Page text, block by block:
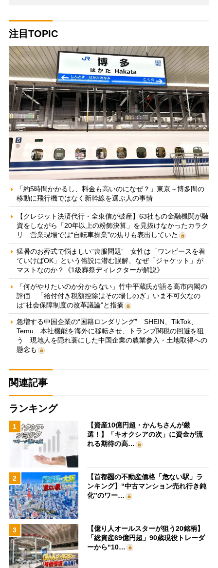
注目TOPIC
「約5時間かかるし、料金も高いのになぜ？」東京～博多間の
移動に飛行機ではなく新幹線を選ぶ人の事情
【クレジット決済代行・全東信が破産】63社もの金融機関が融
資をしながら「20年以上の粉飾決算」を見抜けなかったカラク
リ 営業現場では“自転車操業”の焦りも表出していた
猛暑のお葬式で悩ましい“喪服問題” 女性は「ワンピースを着
ていけばOK」という俗説に潜む誤解、なぜ「ジャケット」が
マストなのか？《1級葬祭ディレクターが解説》
「何がやりたいのか分からない」竹中平蔵氏が語る高市内閣の
評価 「給付付き税額控除はその場しのぎ」いま不可欠なの
は“社会保障制度の改革議論”と指摘
急増する中国企業の“国籍ロンダリング” SHEIN、TikTok、
Temu…本社機能を海外に移転させ、トランプ関税の回避を狙
う 現地人を隠れ蓑にした中国企業の農業参入・土地取得への
懸念も
関連記事
ランキング
1
【資産10億円超・かんちさんが厳
選！】「キオクシアの次」に資金が流
れる期待の高…
2
【首都圏の不動産価格「危ない駅」ラ
ンキング】“中古マンション売れ行き鈍
化”のワー…
3
【億り人オールスターが狙う20銘柄】
「総資産69億円超」90歳現役トレーダ
ーから“10…